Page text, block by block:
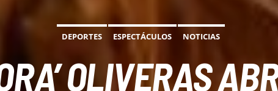
DEPORTES ESPECTÁCULOS NOTICIAS
OLIVERAS